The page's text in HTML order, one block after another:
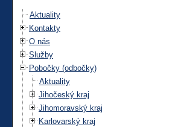
Aktuality
Kontakty
O nás
Služby
Pobočky (odbočky)
Aktuality
Jihočeský kraj
Jihomoravský kraj
Karlovarský kraj